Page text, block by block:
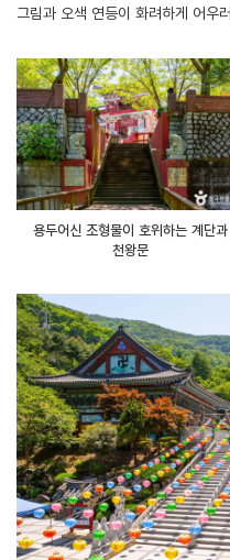
그림과 오색 연등이 화려하게 어우
용두어신 조형물이 호위하는 계단과
천왕문